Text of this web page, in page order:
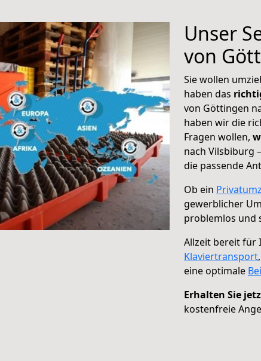
Unser
von
Sie wollen
haben das
von Göttingen
haben wir die
Fragen wollen,
nach Vilsbiburg
die passende
Ob ein
gewerblicher
problemlos und
Allzeit bereit für
Klaviertransport,
eine optimale
Erhalten Sie
kostenfreie